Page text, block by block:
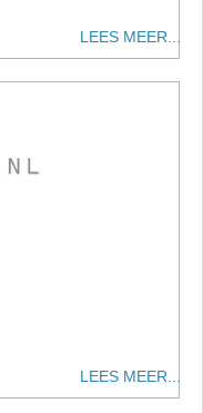
LEES MEER...
LEES MEER...